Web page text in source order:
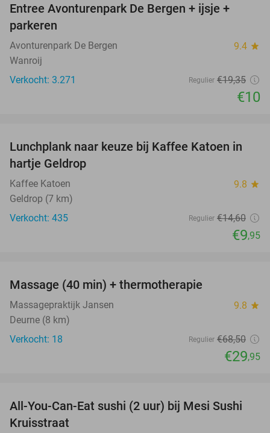
Entree Avonturenpark De Bergen + ijsje +
parkeren
Avonturenpark De Bergen 9.4 star
Wanroij
Verkocht: 3.271
Regulier €19,35
€10
32%
Lunchplank naar keuze bij Kaffee Katoen in
hartje Geldrop
Kaffee Katoen 9.8 star
Geldrop (7 km)
Verkocht: 435
Regulier €14,60
€9,95
Massage (40 min) + thermotherapie
Massagepraktijk Jansen 9.8 star
Deurne (8 km)
Verkocht: 18
Regulier €68,50
€29,95
21%
All-You-Can-Eat sushi (2 uur) bij Mesi Sushi
Kruisstraat